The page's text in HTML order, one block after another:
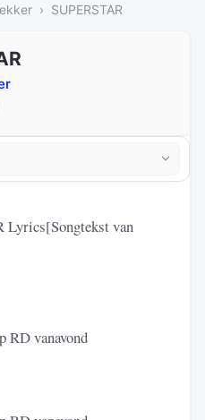
SUPERSTAR
Lyrics[Songtekst van
RD vanavond